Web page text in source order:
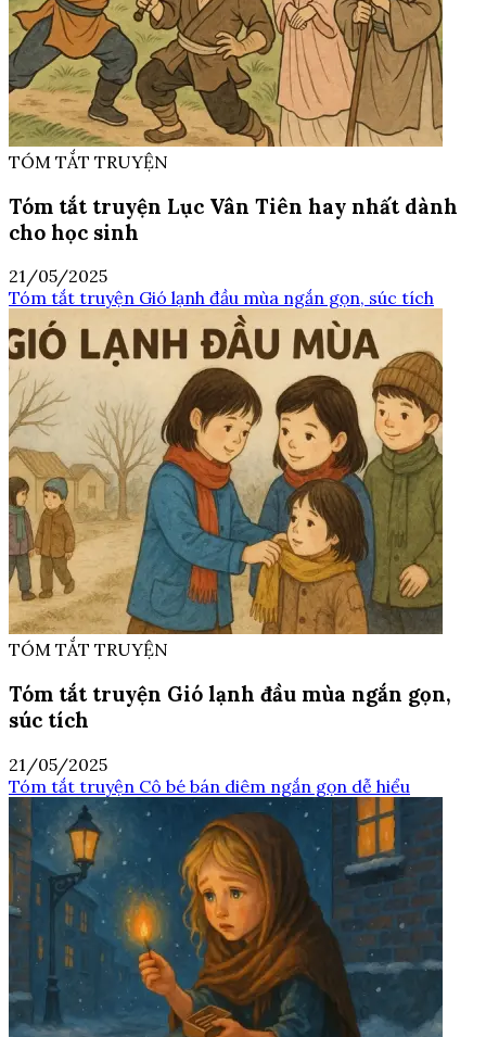
TÓM TẮT TRUYỆN
Tóm tắt truyện Lục Vân Tiên hay nhất dành
cho học sinh
21/05/2025
Tóm tắt truyện Gió lạnh đầu mùa ngắn gọn, súc tích
TÓM TẮT TRUYỆN
Tóm tắt truyện Gió lạnh đầu mùa ngắn gọn,
súc tích
21/05/2025
Tóm tắt truyện Cô bé bán diêm ngắn gọn dễ hiểu